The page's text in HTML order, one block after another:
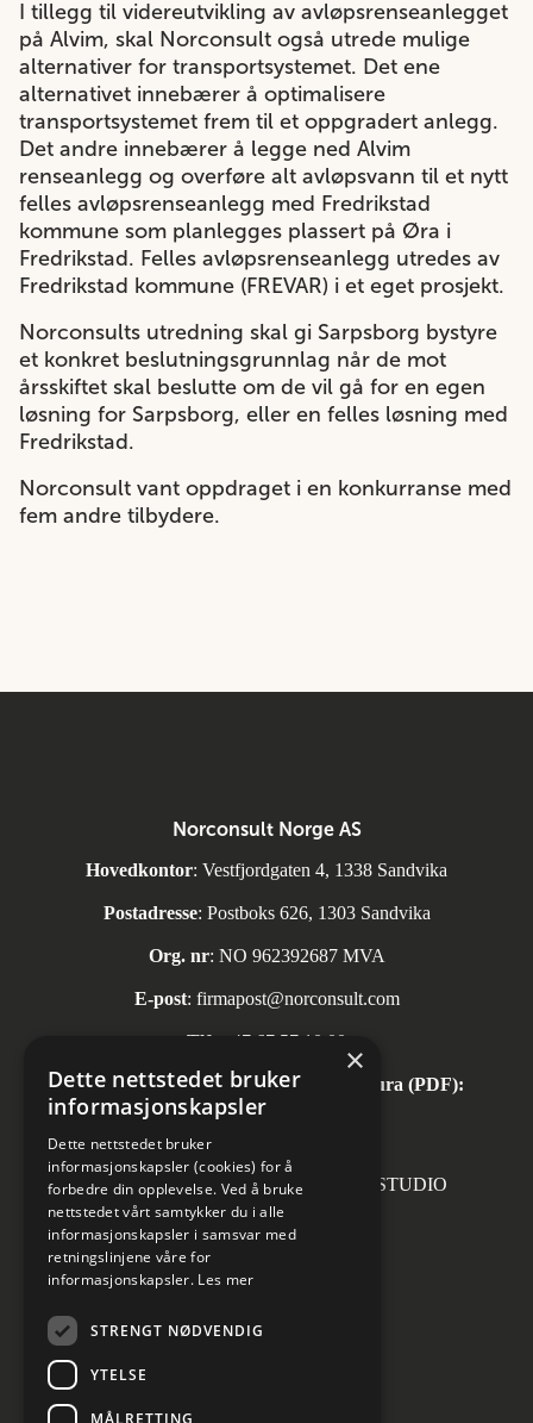
I tillegg til videreutvikling av avløpsrenseanlegget
på Alvim, skal Norconsult også utrede mulige
alternativer for transportsystemet. Det ene
alternativet innebærer å optimalisere
transportsystemet frem til et oppgradert anlegg.
Det andre innebærer å legge ned Alvim
renseanlegg og overføre alt avløpsvann til et nytt
felles avløpsrenseanlegg med Fredrikstad
kommune som planlegges plassert på Øra i
Fredrikstad. Felles avløpsrenseanlegg utredes av
Fredrikstad kommune (FREVAR) i et eget prosjekt.
Norconsults utredning skal gi Sarpsborg bystyre
et konkret beslutningsgrunnlag når de mot
årsskiftet skal beslutte om de vil gå for en egen
løsning for Sarpsborg, eller en felles løsning med
Fredrikstad.
Norconsult vant oppdraget i en konkurranse med
fem andre tilbydere.
Norconsult Norge AS
Hovedkontor: Vestfjordgaten 4, 1338 Sandvika
Postadresse: Postboks 626, 1303 Sandvika
Org. nr: NO 962392687 MVA
E-post: firmapost@norconsult.com
Tlf: +47 67 57 10 00
Automatisk mottak av inngående faktura (PDF):
invoice.no@norconsult.com
Forsidefoto: RASMUS HJORTSHOJ STUDIO
×
Dette nettstedet bruker
informasjonskapsler
Dette nettstedet bruker
informasjonskapsler (cookies) for å
forbedre din opplevelse. Ved å bruke
nettstedet vårt samtykker du i alle
informasjonskapsler i samsvar med
retningslinjene våre for
informasjonskapsler. Les mer
STRENGT NØDVENDIG
YTELSE
MÅLRETTING